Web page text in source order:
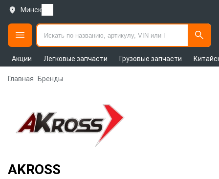
Минск
Акции Легковые запчасти Грузовые запчасти
Главная Бренды
AKROSS